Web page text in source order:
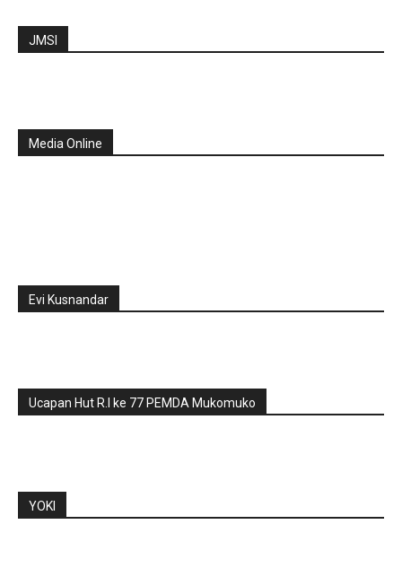
JMSI
Media Online
Evi Kusnandar
Ucapan Hut R.I ke 77 PEMDA Mukomuko
YOKI